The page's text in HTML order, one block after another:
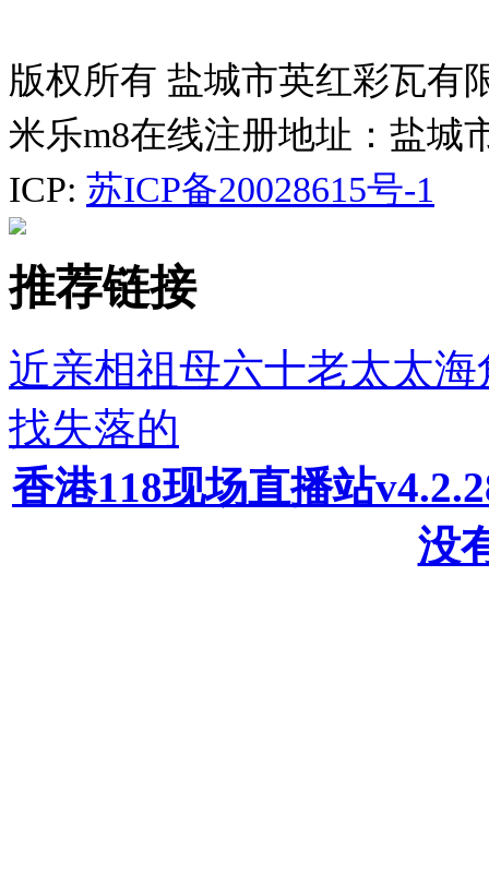
版权所有 盐城市英红彩瓦有
米乐m8在线注册地址：盐城
ICP: 苏ICP备20028615号-1
推荐链接
近亲相祖母六十老太太
找失落的
香港118现场直播站
没